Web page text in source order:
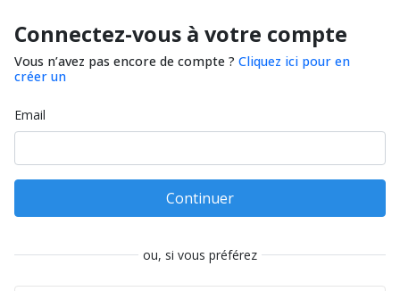
Connectez-vous à votre compte
Vous n’avez pas encore de compte ? Cliquez ici pour en
créer un
Email
Continuer
ou, si vous préférez